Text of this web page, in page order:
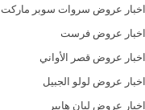
اخبار عروض سروات سوبر ماركت
اخبار عروض فرست
اخبار عروض قصر الأواني
اخبار عروض لولو الجبيل
اخبار عروض ليان هايبر